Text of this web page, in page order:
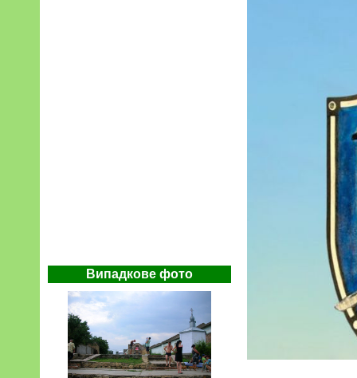
Випадкове фото